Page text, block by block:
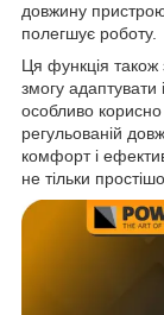
довжину пристрою
полегшує роботу.
Ця функція також
змогу адаптувати
особливо
регульованій
комфорт і
не тільки